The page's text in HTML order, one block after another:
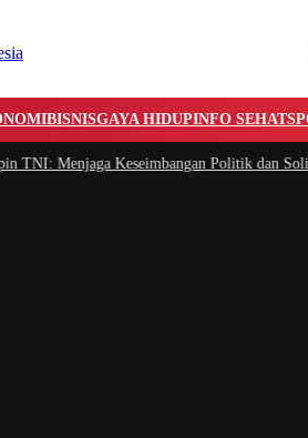
BISNISGAYA HIDUPINFO SEHAT
Menjaga Keseimbangan Politik dan